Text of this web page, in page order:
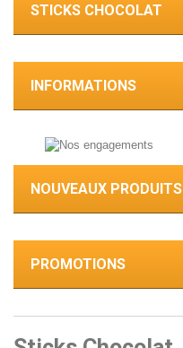
STICKS CHOCOLAT
INFORMATIONS
NOUVEAUX PRODUITS
PROMOTIONS